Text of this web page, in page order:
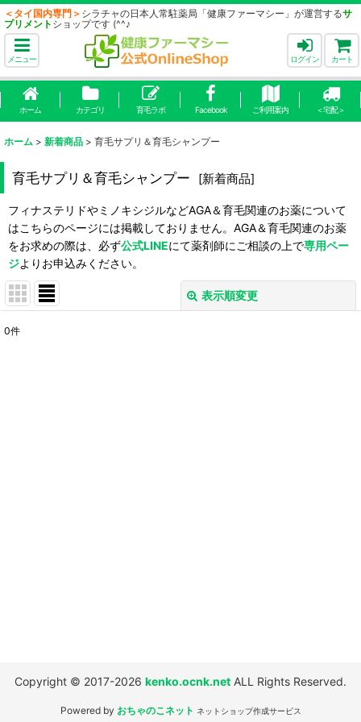
＜タイ国内専門＞ シラチャの日本人常駐薬局「健康ファーマシー」が運営するサ
プリメント ショップです (^^♪
メニュー ログイン カート
ホーム カテゴリ 育毛ラボ Facebook ご利用案内 ＜宅配＞
ホーム > 新着商品 > 育毛サプリ＆育毛シャンプー
育毛サプリ＆育毛シャンプー [新着商品]
フィナステリドやミノキシジルなどAGA＆育毛関連のお薬について
はこちらのページには掲載しておりません。AGA＆育毛関連のお薬
をお求めの際は、必ず公式LINEにて薬剤師にご相談の上で専用ペー
ジよりお申込みください。
表示順変更
0件
Copyright © 2017-2026 kenko.ocnk.net ALL Rights Reserved.
Powered by おちゃのこネット ネットショップ作成サービス